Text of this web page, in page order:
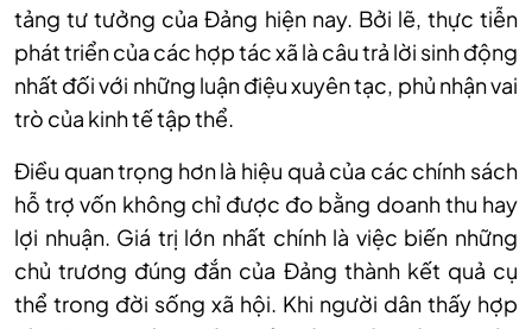
tảng tư tưởng của Đảng hiện nay. Bởi lẽ, thực tiễn
phát triển của các hợp tác xã là câu trả lời sinh động
nhất đối với những luận điệu xuyên tạc, phủ nhận vai
trò của kinh tế tập thể.
Điều quan trọng hơn là hiệu quả của các chính sách
hỗ trợ vốn không chỉ được đo bằng doanh thu hay
lợi nhuận. Giá trị lớn nhất chính là việc biến những
chủ trương đúng đắn của Đảng thành kết quả cụ
thể trong đời sống xã hội. Khi người dân thấy hợp